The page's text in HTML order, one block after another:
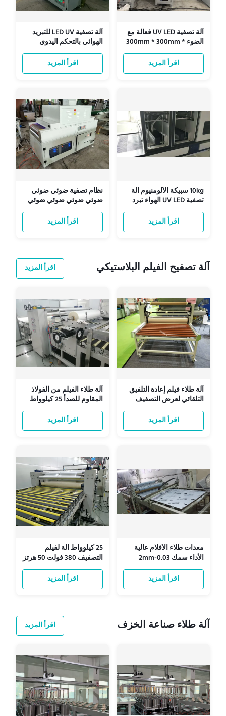
آلة تصفية UV LED فعالة مع
الضوء 300mm * 300mm *
400mm السعة
اقرأ المزيد
آلة تصفية LED UV للتبريد
الهوائي بالتحكم اليدوي
اقرأ المزيد
10kg سبيكة الألومنيوم آلة
تصفية UV LED الهواء تبرد
للصناعة
اقرأ المزيد
نظام تصفية ضوئي ضوئي
ضوئي ضوئي ضوئي ضوئي
ضوئي ضوئي ضوئي ضوئي
ضوئي ضوئي ضوئي
اقرأ المزيد
آلة تصفيح الفيلم البلاستيكي اقرأ المزيد
آلة طلاء فيلم إعادة التلفيق
التلقائي لعرض التصفيف
1600 ملم 380 فولت 50
اقرأ المزيد
آلة طلاء الفيلم من الفولاذ
المقاوم للصدأ 25 كيلوواط
قوة 30m/min
اقرأ المزيد
معدات طلاء الأفلام عالية
الأداء سمك 0.03-2mm
اقرأ المزيد
25 كيلوواط آلة لفيلم
التصفيف 380 فولت 50 هرتز
0.03-2mm سمك
اقرأ المزيد
آلة طلاء صناعة الخزف اقرأ المزيد